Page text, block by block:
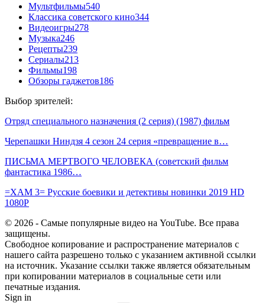
Мультфильмы540
Классика советского кино344
Видеоигры278
Музыка246
Рецепты239
Сериалы213
Фильмы198
Обзоры гаджетов186
Выбор зрителей:
Отряд специального назначения (2 серия) (1987) фильм
Черепашки Ниндзя 4 сезон 24 серия «превращение в…
ПИСЬМА МЕРТВОГО ЧЕЛОВЕКА (советский фильм
фантастика 1986…
=ХАМ 3= Русские боевики и детективы новинки 2019 HD
1080P
© 2026 - Самые популярные видео на YouTube. Все права
защищены.
Свободное копирование и распространение материалов с
нашего сайта разрешено только с указанием активной ссылки
на источник. Указание ссылки также является обязательным
при копировании материалов в социальные сети или
печатные издания.
Sign in